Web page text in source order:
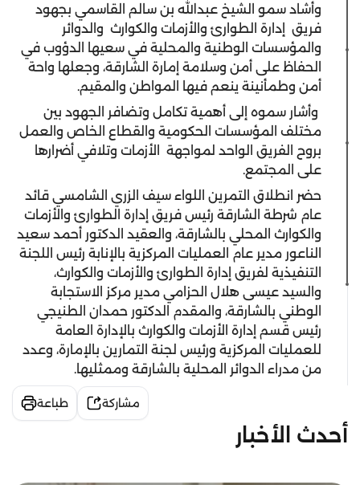
وأشاد سمو الشيخ عبدالله بن سالم القاسمي بجهود
فريق إدارة الطوارئ والأزمات والكوارث والدوائر
والمؤسسات الوطنية والمحلية في سعيها الدؤوب في
الحفاظ على أمن وسلامة إمارة الشارقة، وجعلها واحة
أمن وطمأنينة ينعم فيها المواطن والمقيم.
وأشار سموه إلى أهمية تكامل وتضافر الجهود بين
مختلف المؤسسات الحكومية والقطاع الخاص والعمل
بروح الفريق الواحد لمواجهة الأزمات وتلافي أضرارها
على المجتمع.
حضر انطلاق التمرين اللواء سيف الزري الشامسي قائد
عام شرطة الشارقة رئيس فريق إدارة الطوارئ والأزمات
والكوارث المحلي بالشارقة، والعقيد الدكتور أحمد سعيد
الناعور مدير عام العمليات المركزية بالإنابة رئيس اللجنة
التنفيذية لفريق إدارة الطوارئ والأزمات والكوارث،
والسيد عيسى هلال الحزامي مدير مركز الاستجابة
الوطني بالشارقة، والمقدم الدكتور حمدان الطنيجي
رئيس قسم إدارة الأزمات والكوارث بالإدارة العامة
للعمليات المركزية ورئيس لجنة التمارين بالإمارة، وعدد
من مدراء الدوائر المحلية بالشارقة وممثليها.
مشاركة طباعة
أحدث الأخبار